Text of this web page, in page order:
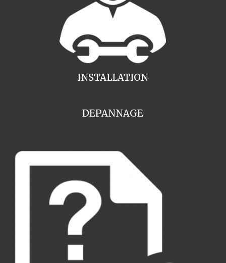
INSTALLATION
DEPANNAGE